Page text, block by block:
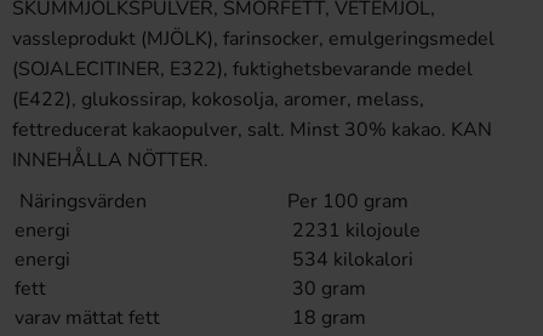
SKUMMJÖLKSPULVER, SMÖRFETT, VETEMJÖL,
vassleprodukt (MJÖLK), farinsocker, emulgeringsmedel
(SOJALECITINER, E322), fuktighetsbevarande medel
(E422), glukossirap, kokosolja, aromer, melass,
fettreducerat kakaopulver, salt. Minst 30% kakao. KAN
INNEHÅLLA NÖTTER.
Näringsvärden
Per 100 gram
energi
2231 kilojoule
energi
534 kilokalori
fett
30 gram
varav mättat fett
18 gram